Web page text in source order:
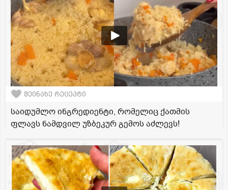
შეინახე რეცეპტი
საიდუმლო ინგრედიენტი, რომელიც ქათმის
ფლავს ნამდვილ უზბეკურ გემოს აძლევს!